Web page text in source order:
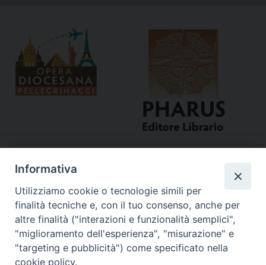
Curia
Informativa
Utilizziamo cookie o tecnologie simili per
finalità tecniche e, con il tuo consenso, anche per
altre finalità ("interazioni e funzionalità semplici",
"miglioramento dell'esperienza", "misurazione" e
"targeting e pubblicità") come specificato nella
cookie policy.